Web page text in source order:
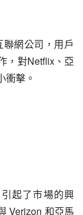
網公司，用戶
，對Netflix、亞
衝擊。
起了市場的興
Verizon 和亞馬